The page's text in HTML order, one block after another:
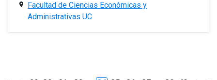
Facultad de Ciencias Económicas y
Administrativas UC